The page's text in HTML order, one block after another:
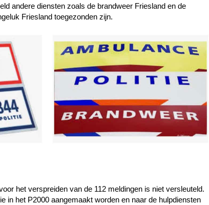
andere diensten zoals de brandweer Friesland en de
Friesland toegezonden zijn.
het verspreiden van de 112 meldingen is niet versleuteld.
in het P2000 aangemaakt worden en naar de hulpdiensten